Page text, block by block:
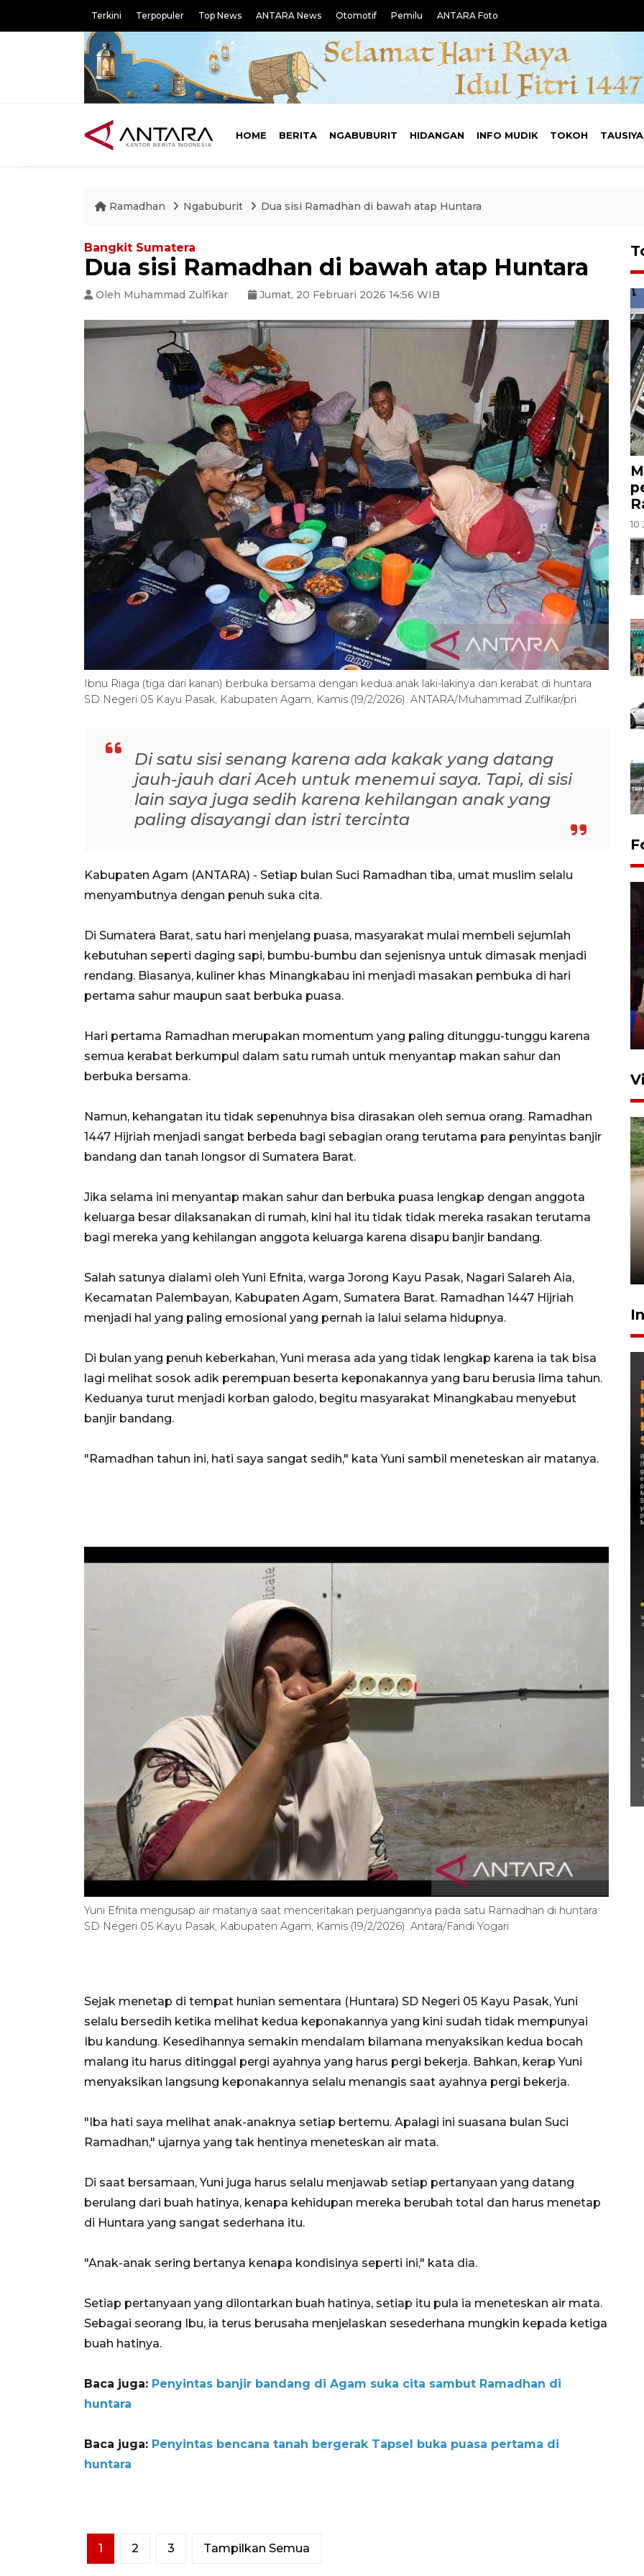
Terkini Terpopuler Top News ANTARA News Otomotif Pemilu ANTARA Foto
HOME BERITA NGABUBURIT HIDANGAN INFO MUDIK TOKOH
Ramadhan Ngabuburit Dua sisi Ramadhan di bawah atap Huntara
Bangkit Sumatera
Dua sisi Ramadhan di bawah atap Huntara
Oleh Muhammad Zulfikar Jumat, 20 Februari 2026 14:56 WIB
Ibnu Riaga (tiga dari kanan) berbuka bersama dengan kedua anak laki-lakinya dan kerabat di huntara
SD Negeri 05 Kayu Pasak, Kabupaten Agam, Kamis (19/2/2026). ANTARA/Muhammad Zulfikar/pri.
Di satu sisi senang karena ada kakak yang datang
jauh-jauh dari Aceh untuk menemui saya. Tapi, di sisi
lain saya juga sedih karena kehilangan anak yang
paling disayangi dan istri tercinta
Kabupaten Agam (ANTARA) - Setiap bulan Suci Ramadhan tiba, umat muslim selalu
menyambutnya dengan penuh suka cita.
Di Sumatera Barat, satu hari menjelang puasa, masyarakat mulai membeli sejumlah
kebutuhan seperti daging sapi, bumbu-bumbu dan sejenisnya untuk dimasak menjadi
rendang. Biasanya, kuliner khas Minangkabau ini menjadi masakan pembuka di hari
pertama sahur maupun saat berbuka puasa.
Hari pertama Ramadhan merupakan momentum yang paling ditunggu-tunggu karena
semua kerabat berkumpul dalam satu rumah untuk menyantap makan sahur dan
berbuka bersama.
Namun, kehangatan itu tidak sepenuhnya bisa dirasakan oleh semua orang. Ramadhan
1447 Hijriah menjadi sangat berbeda bagi sebagian orang terutama para penyintas banjir
bandang dan tanah longsor di Sumatera Barat.
Jika selama ini menyantap makan sahur dan berbuka puasa lengkap dengan anggota
keluarga besar dilaksanakan di rumah, kini hal itu tidak tidak mereka rasakan terutama
bagi mereka yang kehilangan anggota keluarga karena disapu banjir bandang.
Salah satunya dialami oleh Yuni Efnita, warga Jorong Kayu Pasak, Nagari Salareh Aia,
Kecamatan Palembayan, Kabupaten Agam, Sumatera Barat. Ramadhan 1447 Hijriah
menjadi hal yang paling emosional yang pernah ia lalui selama hidupnya.
Di bulan yang penuh keberkahan, Yuni merasa ada yang tidak lengkap karena ia tak bisa
lagi melihat sosok adik perempuan beserta keponakannya yang baru berusia lima tahun.
Keduanya turut menjadi korban galodo, begitu masyarakat Minangkabau menyebut
banjir bandang.
"Ramadhan tahun ini, hati saya sangat sedih," kata Yuni sambil meneteskan air matanya.
Yuni Efnita mengusap air matanya saat menceritakan perjuangannya pada satu Ramadhan di huntara
SD Negeri 05 Kayu Pasak, Kabupaten Agam, Kamis (19/2/2026). Antara/Fandi Yogari
Sejak menetap di tempat hunian sementara (Huntara) SD Negeri 05 Kayu Pasak, Yuni
selalu bersedih ketika melihat kedua keponakannya yang kini sudah tidak mempunyai
Ibu kandung. Kesedihannya semakin mendalam bilamana menyaksikan kedua bocah
malang itu harus ditinggal pergi ayahnya yang harus pergi bekerja. Bahkan, kerap Yuni
menyaksikan langsung keponakannya selalu menangis saat ayahnya pergi bekerja.
"Iba hati saya melihat anak-anaknya setiap bertemu. Apalagi ini suasana bulan Suci
Ramadhan," ujarnya yang tak hentinya meneteskan air mata.
Di saat bersamaan, Yuni juga harus selalu menjawab setiap pertanyaan yang datang
berulang dari buah hatinya, kenapa kehidupan mereka berubah total dan harus menetap
di Huntara yang sangat sederhana itu.
"Anak-anak sering bertanya kenapa kondisinya seperti ini," kata dia.
Setiap pertanyaan yang dilontarkan buah hatinya, setiap itu pula ia meneteskan air mata.
Sebagai seorang Ibu, ia terus berusaha menjelaskan sesederhana mungkin kepada ketiga
buah hatinya.
Baca juga: Penyintas banjir bandang di Agam suka cita sambut Ramadhan di
huntara
Baca juga: Penyintas bencana tanah bergerak Tapsel buka puasa pertama di
huntara
1 2 3 Tampilkan Semua
10
Lebaran Betawi 2026, ajang
silaturahim masyarakat dan
11 April 2026
Gabung Persebaya, striker
timnas Ramadhan Sananta
kembali asah naluri
berbagai daerah
28 Maret 2026